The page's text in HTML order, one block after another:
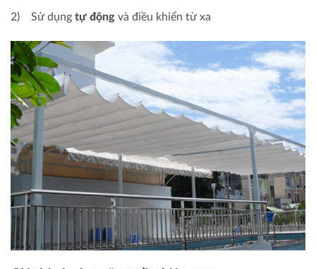
2) Sử dụng tự động và điều khiển từ xa